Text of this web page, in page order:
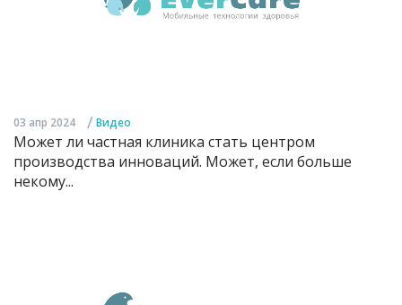
03 апр 2024 / Видео
Может ли частная клиника стать центром
производства инноваций. Может, если больше
некому...